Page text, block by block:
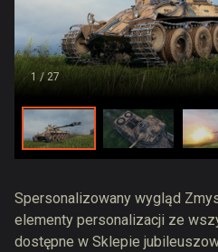
1 / 27
Spersonalizowany wygląd
elementy personalizacji ze
dostępne w Sklepie